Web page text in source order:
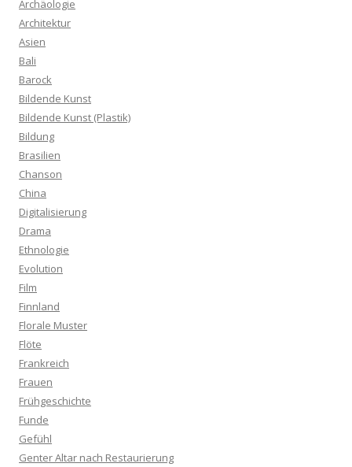
Archäologie
Architektur
Asien
Bali
Barock
Bildende Kunst
Bildende Kunst (Plastik)
Bildung
Brasilien
Chanson
China
Digitalisierung
Drama
Ethnologie
Evolution
Film
Finnland
Florale Muster
Flöte
Frankreich
Frauen
Frühgeschichte
Funde
Gefühl
Genter Altar nach Restaurierung